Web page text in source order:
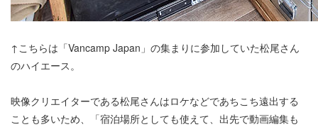
↑こちらは「Vancamp Japan」の集まりに参加していた松尾さん
のハイエース。
映像クリエイターである松尾さんはロケなどであちこち遠出する
ことも多いため、「宿泊場所としても使えて、出先で動画編集も